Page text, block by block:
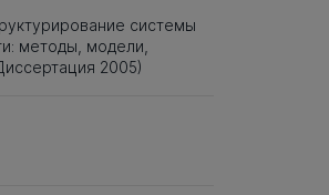
системы
методы, модели,
2005)